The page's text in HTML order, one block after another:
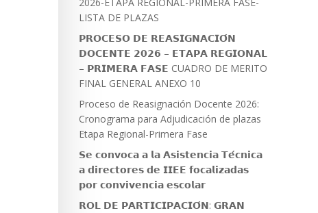
2026-ETAPA REGIONAL-PRIMERA FASE-
LISTA DE PLAZAS
𝗣𝗥𝗢𝗖𝗘𝗦𝗢 𝗗𝗘 𝗥𝗘𝗔𝗦𝗜𝗚𝗡𝗔𝗖𝗜𝗢́𝗡
𝗗𝗢𝗖𝗘𝗡𝗧𝗘 𝟮𝟬𝟮𝟲 – 𝗘𝗧𝗔𝗣𝗔 𝗥𝗘𝗚𝗜𝗢𝗡𝗔𝗟
– 𝗣𝗥𝗜𝗠𝗘𝗥𝗔 𝗙𝗔𝗦𝗘 CUADRO DE MERITO
FINAL GENERAL ANEXO 10
Proceso de Reasignación Docente 2026:
Cronograma para Adjudicación de plazas
Etapa Regional-Primera Fase
𝗦𝗲 𝗰𝗼𝗻𝘃𝗼𝗰𝗮 𝗮 𝗹𝗮 𝗔𝘀𝗶𝘀𝘁𝗲𝗻𝗰𝗶𝗮 𝗧𝗲́𝗰𝗻𝗶𝗰𝗮
𝗮 𝗱𝗶𝗿𝗲𝗰𝘁𝗼𝗿𝗲𝘀 𝗱𝗲 𝗜𝗜𝗘𝗘 𝗳𝗼𝗰𝗮𝗹𝗶𝘇𝗮𝗱𝗮𝘀
𝗽𝗼𝗿 𝗰𝗼𝗻𝘃𝗶𝘃𝗲𝗻𝗰𝗶𝗮 𝗲𝘀𝗰𝗼𝗹𝗮𝗿
𝗥𝗢𝗟 𝗗𝗘 𝗣𝗔𝗥𝗧𝗜𝗖𝗜𝗣𝗔𝗖𝗜𝗢́𝗡: 𝗚𝗥𝗔𝗡